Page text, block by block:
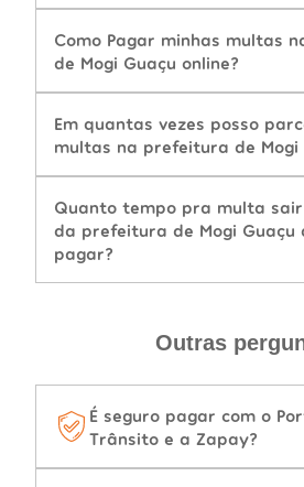
Como Pagar minhas multas
de Mogi Guaçu online?
Em quantas vezes posso
multas na prefeitura de Mogi
Quanto tempo pra multa
da prefeitura de Mogi Guaçu
pagar?
Outras
É seguro pagar com o
Trânsito e a Zapay?